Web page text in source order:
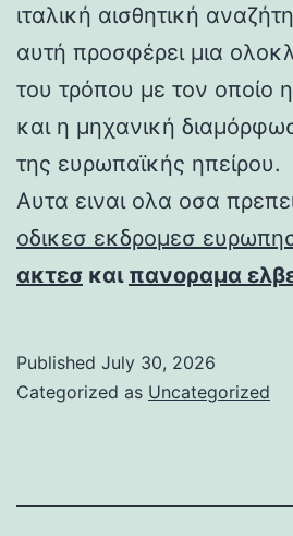
ιταλική αισθητική
αυτή προσφέρει μια
του τρόπου με τον οποίο
και η μηχανική
της ευρωπαϊκής ηπείρου.
Αυτα ειναι ολα οσα
οδικεσ εκδρομεσ
ακτεσ και πανοραμα
Published July 30, 2026
Categorized as Uncategorized